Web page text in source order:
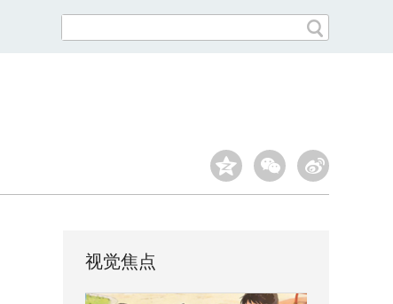
视觉焦点